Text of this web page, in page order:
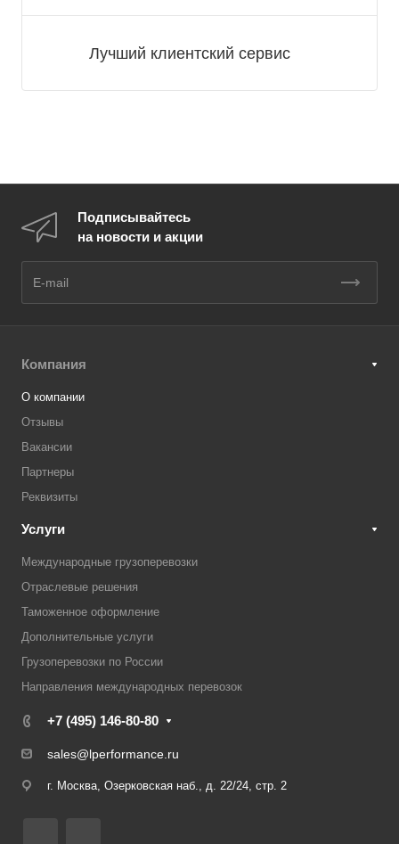
Лучший клиентский сервис
Подписывайтесь
на новости и акции
Компания
О компании
Отзывы
Вакансии
Партнеры
Реквизиты
Услуги
Международные грузоперевозки
Отраслевые решения
Таможенное оформление
Дополнительные услуги
Грузоперевозки по России
Направления международных перевозок
+7 (495) 146-80-80
sales@lperformance.ru
г. Москва, Озерковская наб., д. 22/24, стр. 2